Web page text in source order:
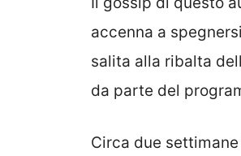
accenna a
salita alla ribalta
da parte del
Circa due